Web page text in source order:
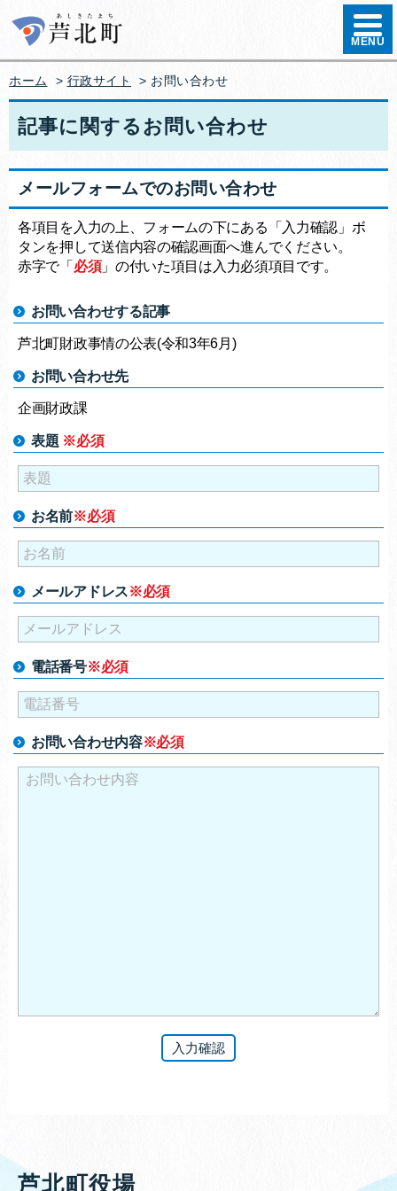
ハンバ
MENU
ホーム > 行政サイト > お問い合わせ
記事に関するお問い合わせ
メールフォームでのお問い合わせ
各項目を入力の上、フォームの下にある「入力確認」ボ
タンを押して送信内容の確認画面へ進んでください。
赤字で「 必須」の付いた項目は入力必須項目です。
お問い合わせする記事
芦北町財政事情の公表(令和3年6月)
お問い合わせ先
企画財政課
表題 ※必須
お名前※必須
メールアドレス※必須
電話番号※必須
お問い合わせ内容※必須
芦北町役場